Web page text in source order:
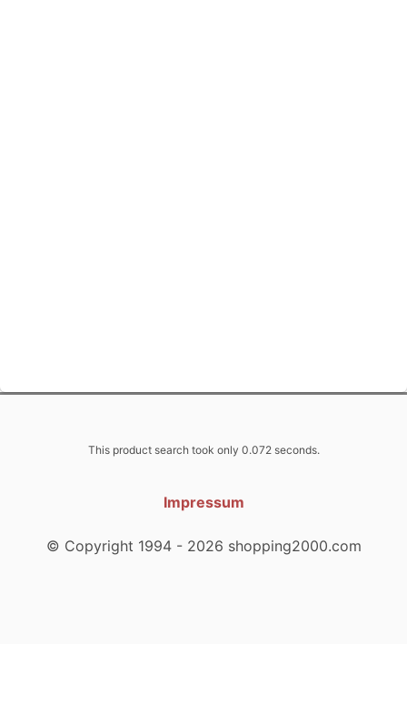
This product search took only 0.072 seconds.
Impressum
© Copyright 1994 - 2026 shopping2000.com